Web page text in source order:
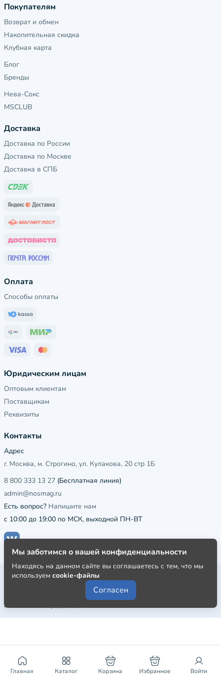
Главная Каталог Корзина Избранное Войти
Покупателям
Возврат и обмен
Накопительная скидка
Клубная карта
Блог
Бренды
Нева-Сокс
MSCLUB
Доставка
Доставка по России
Доставка по Москве
Доставка в СПБ
Оплата
Способы оплаты
Юридическим лицам
Оптовым клиентам
Поставщикам
Реквизиты
Контакты
Адрес
г. Москва, м. Строгино, ул. Кулакова, 20 стр 1Б
8 800 333 13 27 (Бесплатная линия)
admin@nosmag.ru
Есть вопрос? Напишите нам
с 10:00 до 19:00 по МСК, выходной ПН-ВТ
Публичная оферта
Пользовательское соглашение
Политика конфиденциальности
Мы заботимся о вашей конфиденциальности
Находясь на данном сайте вы соглашаетесь с тем, что мы
используем cookie-файлы
Согласен